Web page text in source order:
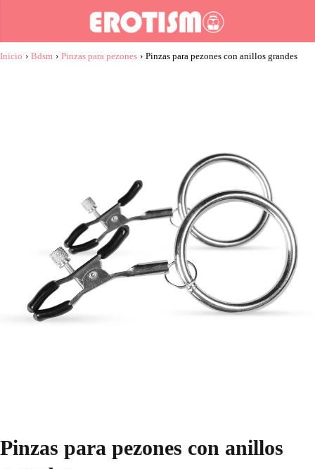
Inicio › Bdsm › Pinzas para pezones › Pinzas para pezones con anillos grandes
Pinzas para pezones con anillos